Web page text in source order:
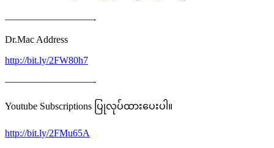
—————————-
Dr.Mac Address
http://bit.ly/2FW80h7
—————————-
Youtube Subscriptions ပြုလုပ်ထားပေးပါ။
http://bit.ly/2FMu65A